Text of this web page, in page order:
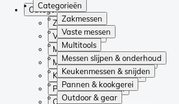
Categorieën
Zakmessen
Vaste messen
Multitools
Messen slijpen & onderhoud
Keukenmessen & snijden
Pannen & kookgerei
Outdoor & gear
Categorieën
Zakmessen
Vaste messen
Multitools
Messen slijpen & onderhoud
Keukenmessen & snijden
Pannen & kookgerei
Outdoor & gear